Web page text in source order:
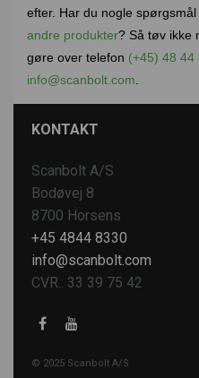
efter. Har du nogle
andre produkter? Så tøv ikke
gøre over telefon (+45) 48 44
info@scanbolt.com
KONTAKT
Scanbolt A/S
Bodøvej 8
8700 Horsens
+45 4844 8330
info@scanbolt.com
CVR.: 33 39 75 42
© 2025 Scanbolt A/S